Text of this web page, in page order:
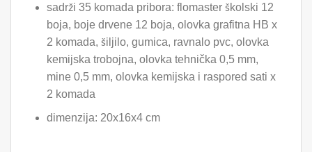
sadrži 35 komada pribora: flomaster školski 12
boja, boje drvene 12 boja, olovka grafitna HB x
2 komada, šiljilo, gumica, ravnalo pvc, olovka
kemijska trobojna, olovka tehnička 0,5 mm,
mine 0,5 mm, olovka kemijska i raspored sati x
2 komada
dimenzija: 20x16x4 cm